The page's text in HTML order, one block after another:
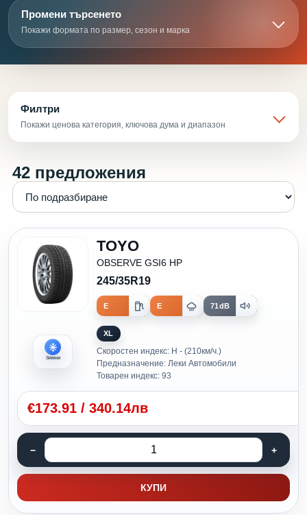
Промени търсенето
Покажи формата по размер, сезон и марка
Филтри
Покажи ценова категория, ключова дума и диапазон
42 предложения
Зимни
TOYO
OBSERVE GSI6 HP
245/35R19
E E 71dB
XL
Скоростен индекс: H - (210км/ч.)
Предназначение: Леки Автомобили
Товарен индекс: 93
€173.91 / 340.14лв
КУПИ